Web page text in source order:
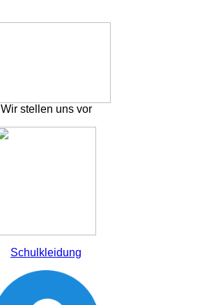
Wir stellen uns vor
Schulkleidung